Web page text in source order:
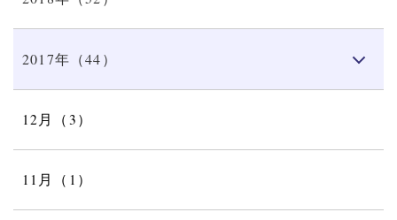
2017年（44）
12月（3）
11月（1）